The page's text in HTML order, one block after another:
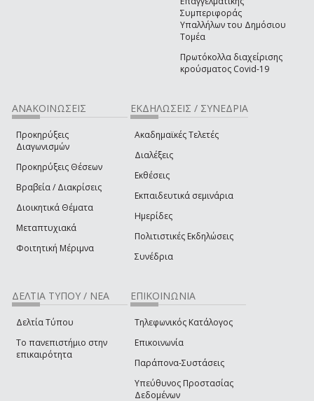
Συμπεριφοράς
Υπαλλήλων του Δημόσιου
Τομέα
Πρωτόκολλα διαχείρισης
κρούσματος Covid-19
ΑΝΑΚΟΙΝΩΣΕΙΣ
Προκηρύξεις
Διαγωνισμών
Προκηρύξεις Θέσεων
Βραβεία / Διακρίσεις
Διοικητικά Θέματα
Μεταπτυχιακά
Φοιτητική Μέριμνα
ΕΚΔΗΛΩΣΕΙΣ / ΣΥΝΕΔΡΙΑ
Ακαδημαϊκές Τελετές
Διαλέξεις
Εκθέσεις
Εκπαιδευτικά σεμινάρια
Ημερίδες
Πολιτιστικές Εκδηλώσεις
Συνέδρια
ΔΕΛΤΙΑ ΤΥΠΟΥ / ΝΕΑ
Δελτία Τύπου
Το πανεπιστήμιο στην
επικαιρότητα
ΕΠΙΚΟΙΝΩΝΙΑ
Τηλεφωνικός Κατάλογος
Επικοινωνία
Παράπονα-Συστάσεις
Υπεύθυνος Προστασίας
Δεδομένων